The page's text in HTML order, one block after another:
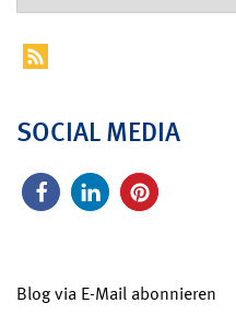
SOCIAL MEDIA
Blog via E-Mail abonnieren